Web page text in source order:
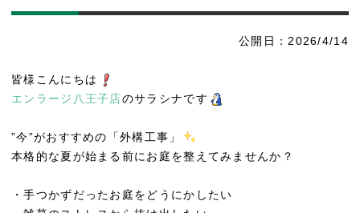
公開日：2026/4/14
皆様こんにちは
エンラージ八王子店のサラシナです
”今”がおすすめの「外構工事」
本格的な夏が始まる前にお庭を整えてみませんか？
・手つかずだったお庭をどうにかしたい